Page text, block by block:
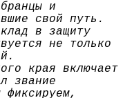
и
свой путь.
в защиту
не только
края включает
звание